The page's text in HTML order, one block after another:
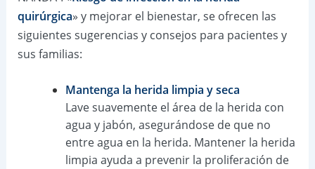
quirúrgica» y mejorar el bienestar, se ofrecen las
siguientes sugerencias y consejos para pacientes y
sus familias:
Mantenga la herida limpia y seca
Lave suavemente el área de la herida con
agua y jabón, asegurándose de que no
entre agua en la herida. Mantener la herida
limpia ayuda a prevenir la proliferación de